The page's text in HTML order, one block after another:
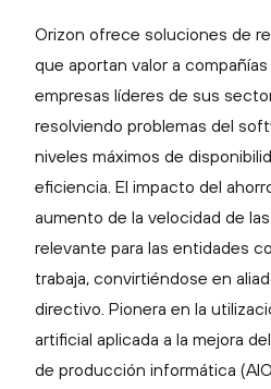
Orizon ofrece soluciones de
que aportan valor a
empresas líderes de sus
resolviendo problemas del
niveles máximos de
eficiencia. El impacto del
aumento de la velocidad de
relevante para las entidades
trabaja, convirtiéndose en
directivo. Pionera en la
artificial aplicada a la mejora
de producción informática